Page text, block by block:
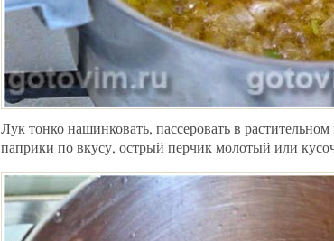
Лук тонко нашинковать, пассеровать в
паприки по вкусу, острый перчик молотый или